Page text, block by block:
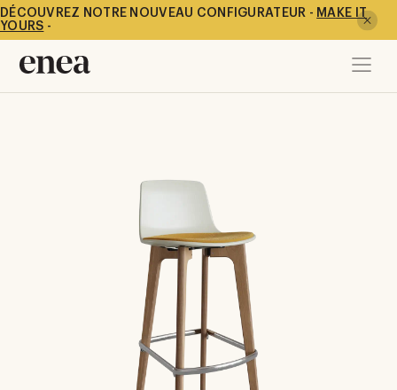
DÉCOUVREZ NOTRE NOUVEAU CONFIGURATEUR - MAKE IT
YOURS -